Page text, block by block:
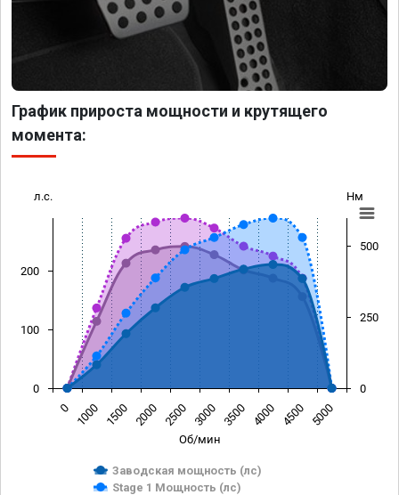
График прироста мощности и крутящего
момента:
Об/мин
л.с. Нм
Заводская мощность (лс)
Stage 1 Мощность (лс)
0 1000 1500 2000 2500 3000 3500 4000 4500 5000
0
100
200
0
250
500